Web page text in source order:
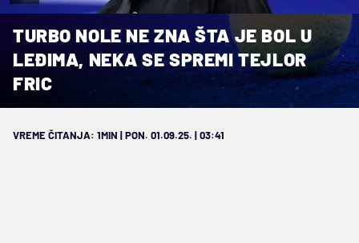
TURBO NOLE NE ZNA ŠTA JE BOL U
LEĐIMA, NEKA SE SPREMI TEJLOR
FRIC
VREME ČITANJA: 1MIN | PON. 01.09.25. | 03:41